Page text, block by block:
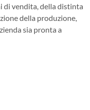
di vendita, della distinta
della produzione,
sia pronta a